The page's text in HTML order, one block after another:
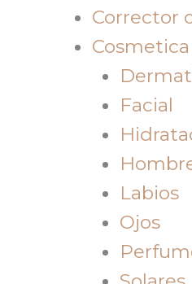
Corrector
Facial
Labios
Ojos